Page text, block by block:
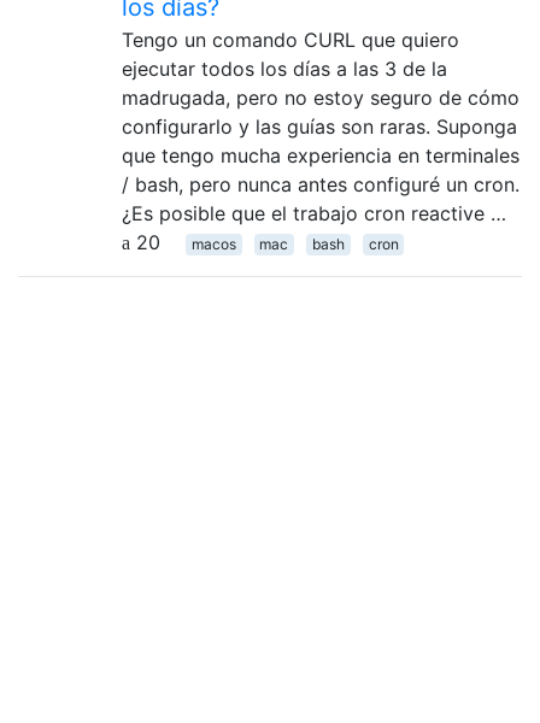
los días?
Tengo un comando CURL que quiero
ejecutar todos los días a las 3 de la
madrugada, pero no estoy seguro de cómo
configurarlo y las guías son raras. Suponga
que tengo mucha experiencia en terminales
/ bash, pero nunca antes configuré un cron.
¿Es posible que el trabajo cron reactive …
20
macos mac bash cron